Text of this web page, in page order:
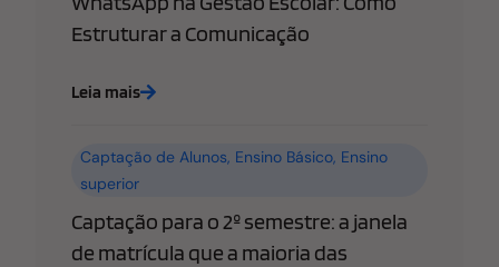
Estruturar a Comunicação
Leia mais
Captação de Alunos, Ensino Básico, Ensino
superior
Captação para o 2º semestre: a janela
de matrícula que a maioria das